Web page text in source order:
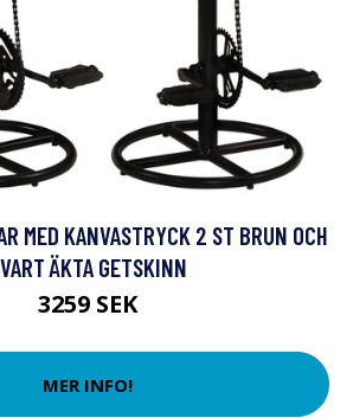
MED KANVASTRYCK 2 ST BRUN OCH
ÄKTA GETSKINN
3259 SEK
MER INFO!